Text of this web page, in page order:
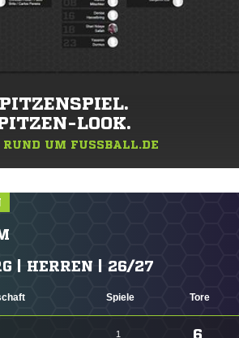
LOOK.
RUND UM FUSSBALL.DE
| HERREN | 26/27
Spiele Tore
1 6